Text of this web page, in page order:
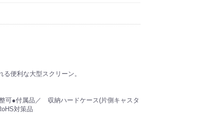
便利な大型スクリーン。
可●付属品／ 収納ハードケース(片側キャスタ
対策品